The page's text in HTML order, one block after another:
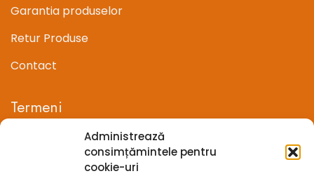
Administrează
consimțămintele pentru
cookie-uri
Garantia produselor
Retur Produse
Contact
Termeni
Termeni si conditii